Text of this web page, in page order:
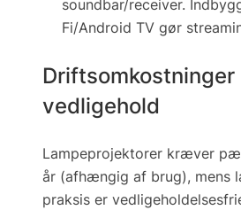
soundbar/receiver.
Fi/Android TV gør
Driftsomkostninger
vedligehold
Lampeprojektorer kræver
år (afhængig af brug), mens
praksis er